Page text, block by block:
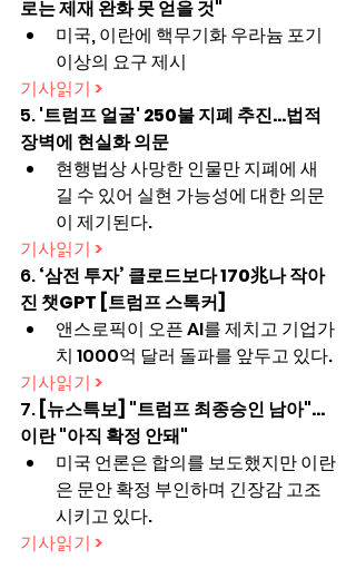
로는 제재 완화 못 얻을 것"
미국, 이란에 핵무기화 우라늄 포기
이상의 요구 제시
기사읽기 >
5. '트럼프 얼굴' 250불 지폐 추진…법적
장벽에 현실화 의문
현행법상 사망한 인물만 지폐에 새
길 수 있어 실현 가능성에 대한 의문
이 제기된다.
기사읽기 >
6. ‘삼전 투자’ 클로드보다 170兆나 작아
진 챗GPT [트럼프 스톡커]
앤스로픽이 오픈 AI를 제치고 기업가
치 1000억 달러 돌파를 앞두고 있다.
기사읽기 >
7. [뉴스특보] "트럼프 최종승인 남아"…
이란 "아직 확정 안돼"
미국 언론은 합의를 보도했지만 이란
은 문안 확정 부인하며 긴장감 고조
시키고 있다.
기사읽기 >